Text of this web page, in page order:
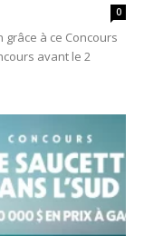
0
à ce Concours
avant le 2